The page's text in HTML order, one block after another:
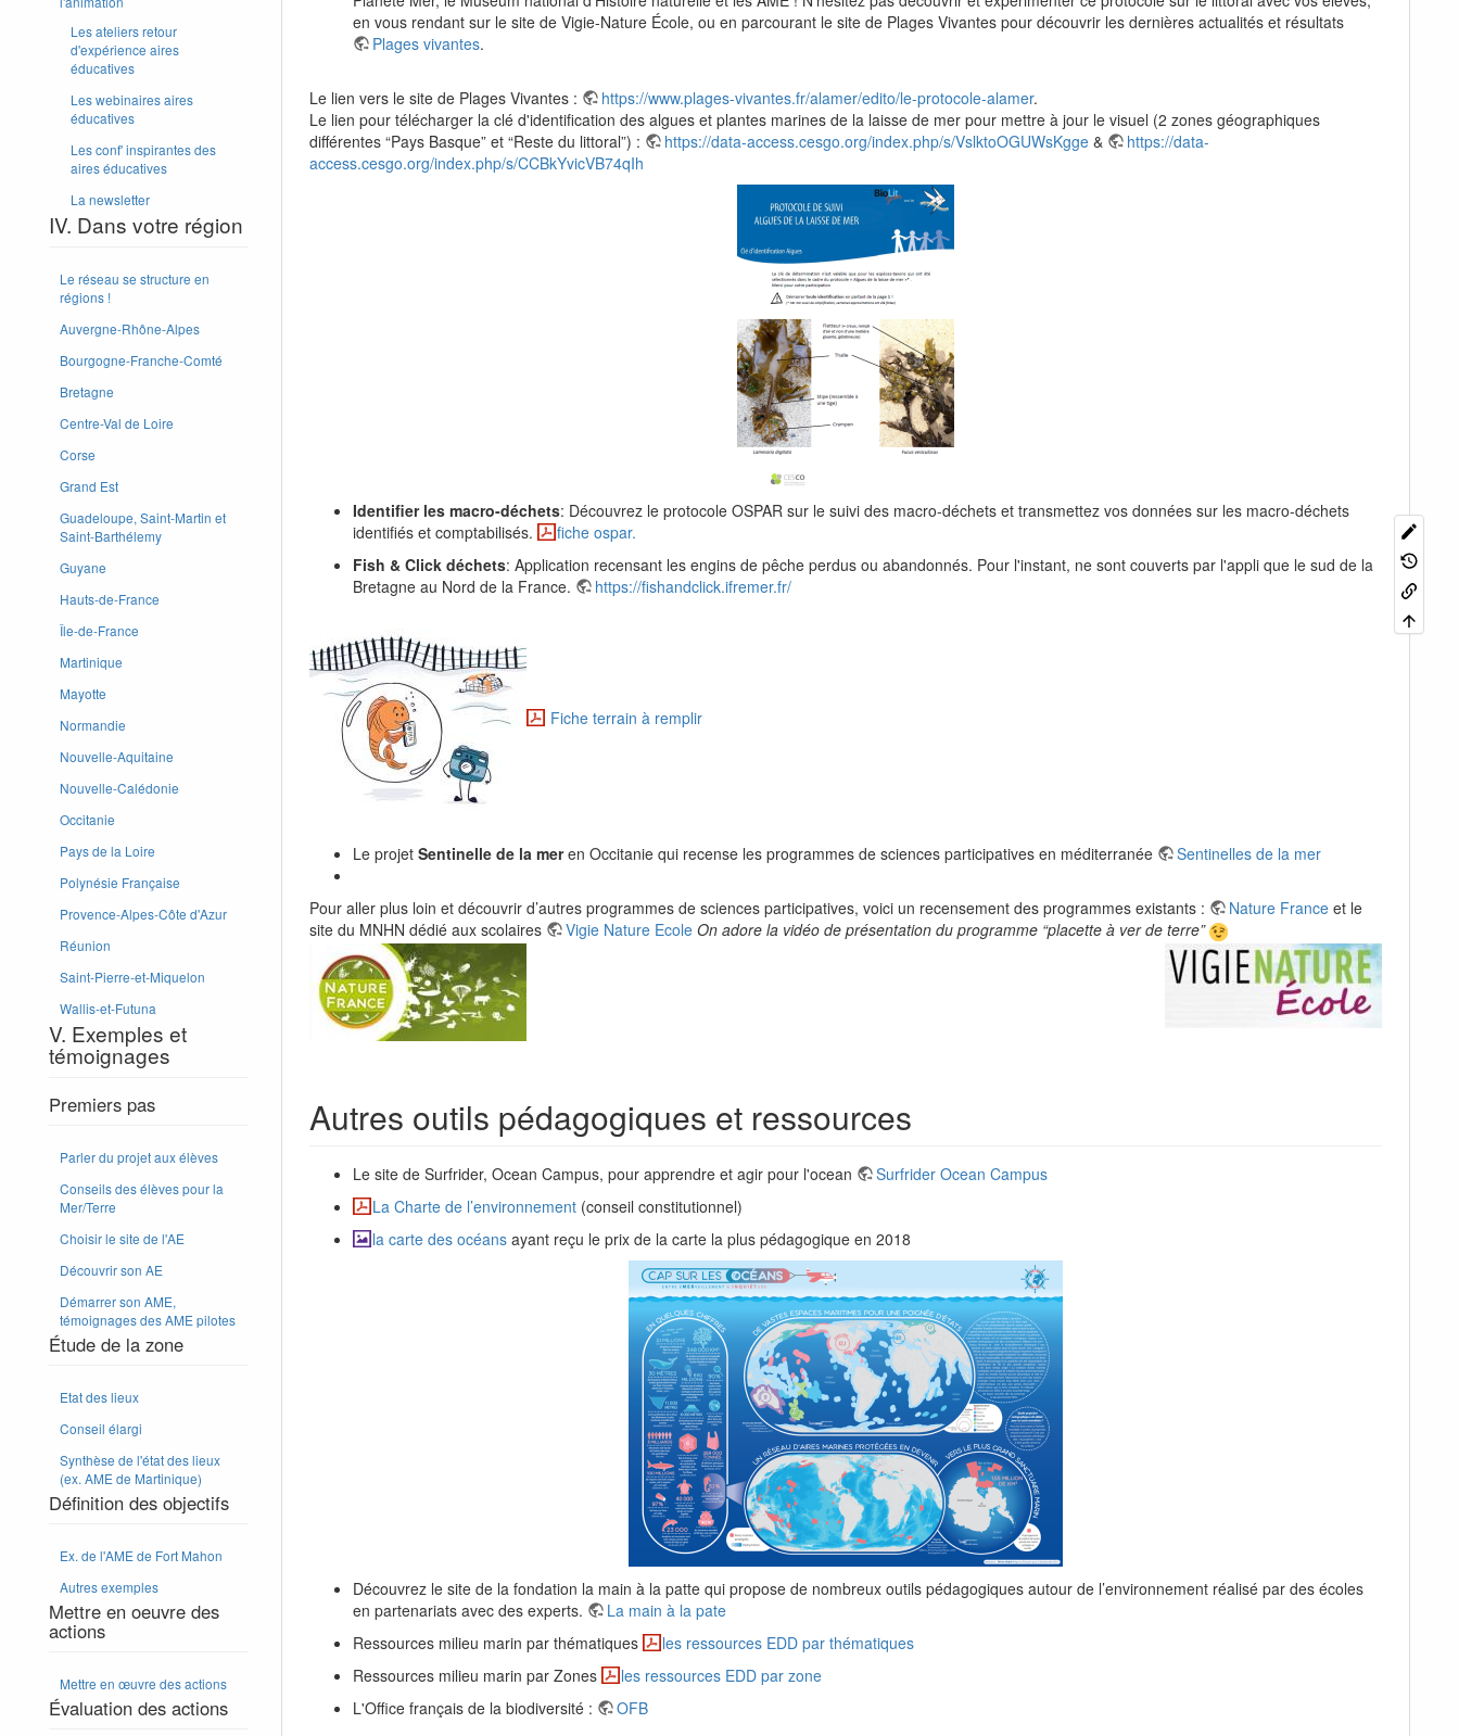
Les ateliers retour
d'expérience aires
éducatives
Les webinaires aires
éducatives
Les conf' inspirantes des
aires éducatives
La newsletter
IV. Dans votre région
Le réseau se structure en
régions !
Auvergne-Rhône-Alpes
Bourgogne-Franche-Comté
Bretagne
Centre-Val de Loire
Corse
Grand Est
Guadeloupe, Saint-Martin et
Saint-Barthélemy
Guyane
Hauts-de-France
Île-de-France
Martinique
Mayotte
Normandie
Nouvelle-Aquitaine
Nouvelle-Calédonie
Occitanie
Pays de la Loire
Polynésie Française
Provence-Alpes-Côte d'Azur
Réunion
Saint-Pierre-et-Miquelon
Wallis-et-Futuna
V. Exemples et
témoignages
Premiers pas
Parler du projet aux élèves
Conseils des élèves pour la
Mer/Terre
Choisir le site de l'AE
Découvrir son AE
Démarrer son AME,
témoignages des AME pilotes
Étude de la zone
Etat des lieux
Conseil élargi
Synthèse de l'état des lieux
(ex. AME de Martinique)
Définition des objectifs
Ex. de l'AME de Fort Mahon
Autres exemples
Mettre en oeuvre des
actions
Mettre en œuvre des actions
Évaluation des actions
en vous rendant sur le site de Vigie-Nature École, ou en parcourant le site de Plages Vivantes pour découvrir les dernières actualités et résultats
Plages vivantes.
Le lien vers le site de Plages Vivantes : https://www.plages-vivantes.fr/alamer/edito/le-protocole-alamer.
Le lien pour télécharger la clé d'identification des algues et plantes marines de la laisse de mer pour mettre à jour le visuel (2 zones géographiques
différentes “Pays Basque” et “Reste du littoral”) :
https://data-access.cesgo.org/index.php/s/VslktoOGUWsKgge &
https://data-
access.cesgo.org/index.php/s/CCBkYvicVB74qIh
Identifier les macro-déchets: Découvrez le protocole OSPAR sur le suivi des macro-déchets et transmettez vos données sur les macro-déchets
identifiés et comptabilisés.
fiche ospar.
Fish & Click déchets: Application recensant les engins de pêche perdus ou abandonnés. Pour l'instant, ne sont couverts par l'appli que le sud de la
Bretagne au Nord de la France.
https://fishandclick.ifremer.fr/
Fiche terrain à remplir
Le projet Sentinelle de la meren Occitanie qui recense les programmes de sciences participatives en méditerranée Sentinelles de la mer
Pour aller plus loin et découvrir d’autres programmes de sciences participatives, voici un recensement des programmes existants : Nature France et le
site du MNHN dédié aux scolaires
Vigie Nature Ecole On adore la vidéo de présentation du programme “placette à ver de terre”
Autres outils pédagogiques et ressources
Le site de Surfrider, Ocean Campus, pour apprendre et agir pour l'ocean
Surfrider Ocean Campus
La Charte de l’environnement (conseil constitutionnel)
la carte des océans ayant reçu le prix de la carte la plus pédagogique en 2018
Découvrez le site de la fondation la main à la patte qui propose de nombreux outils pédagogiques autour de l’environnement réalisé par des écoles
en partenariats avec des experts.
La main à la pate
Ressources milieu marin par thématiques
les ressources EDD par thématiques
Ressources milieu marin par Zones
les ressources EDD par zone
L'Office français de la biodiversité :
OFB